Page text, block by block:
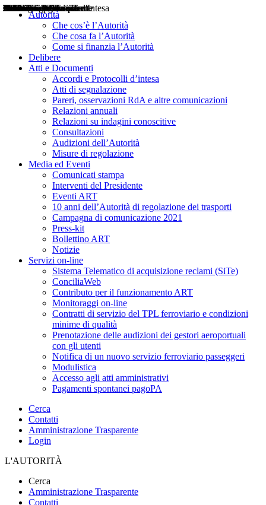
Autorità
Che cos’è l’Autorità
Che cosa fa l’Autorità
Come si finanzia l’Autorità
Delibere
Atti e Documenti
Accordi e Protocolli d’intesa
Atti di segnalazione
Pareri, osservazioni RdA e altre comunicazioni
Relazioni annuali
Relazioni su indagini conoscitive
Consultazioni
Audizioni dell’Autorità
Misure di regolazione
Media ed Eventi
Comunicati stampa
Interventi del Presidente
Eventi ART
10 anni dell’Autorità di regolazione dei trasporti
Campagna di comunicazione 2021
Press-kit
Bollettino ART
Notizie
Servizi on-line
Sistema Telematico di acquisizione reclami (SiTe)
ConciliaWeb
Contributo per il funzionamento ART
Monitoraggi on-line
Contratti di servizio del TPL ferroviario e condizioni
minime di qualità
Prenotazione delle audizioni dei gestori aeroportuali
con gli utenti
Notifica di un nuovo servizio ferroviario passeggeri
Modulistica
Accesso agli atti amministrativi
Pagamenti spontanei pagoPA
Cerca
Contatti
Amministrazione Trasparente
Login
L'AUTORITÀ
Cerca
Amministrazione Trasparente
Contatti
Delibere
Pareri
Consultazioni
Audizioni
Atti di Segnalazione
Accordi e Protocolli d'Intesa
Relazioni annuali
Misure di regolazione
Notizie
Comunicati Stampa
Bollettini ART
Convegni ART
Interviste del Presidente
Articoli in primo piano
Interventi del Presidente
2004
2005
2010
2013
2014
2015
2016
2017
2018
2019
202
2020
2021
2022
2023
2024
2025
2026
Aereo
Marittimo
Terrestre